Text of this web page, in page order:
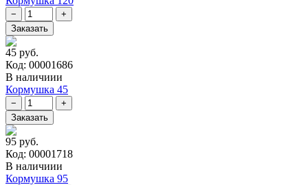
45 руб.
Код: 00001686
В наличиии
Кормушка 45
95 руб.
Код: 00001718
В наличиии
Кормушка 95